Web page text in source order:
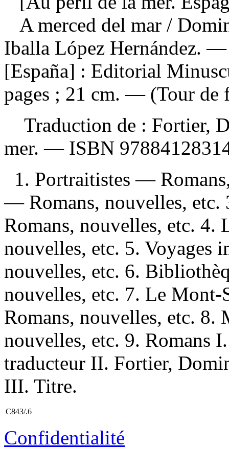
A merced del mar /
Iballa López Hernández.
[España] : Editorial
pages ; 21 cm. — (Tour de
Traduction de : Fortier,
mer. — ISBN
1. Portraitistes —
— Romans, nouvelles,
Romans, nouvelles, etc.
nouvelles, etc. 5. Voyages
nouvelles, etc. 6.
nouvelles, etc. 7. Le
Romans, nouvelles, etc.
nouvelles, etc. 9. Romans
traducteur II. Fortier,
III. Titre.
C843/.6
Confidentialité